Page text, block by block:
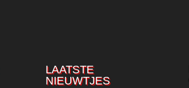
LAATSTE
NIEUWTJES